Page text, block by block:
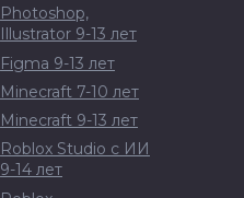
Minecraft 9-13 лет
Figma 9-13 лет
Photoshop,
Illustrator 9-13 лет
Roblox Studio с ИИ
9-14 лет
Minecraft 7-10 лет